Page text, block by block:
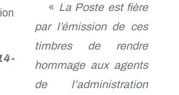
« La Poste est fière
par l’émission de ces
timbres de rendre
hommage aux agents
de l’administration